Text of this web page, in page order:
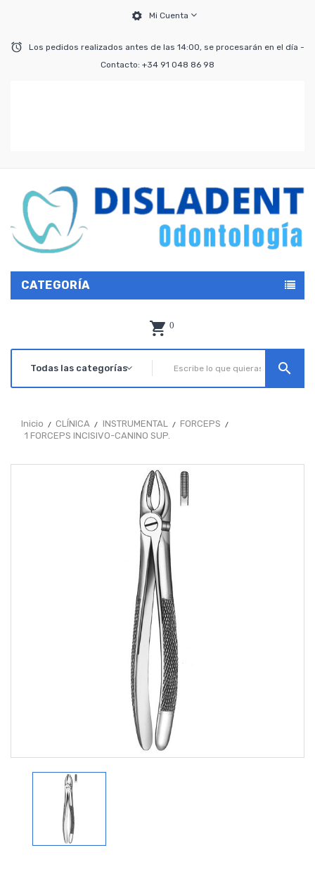
Mi Cuenta
Los pedidos realizados antes de las 14:00, se procesarán en el día -
Contacto: +34 91 048 86 98
CATEGORÍA
0
search
Inicio CLÍNICA INSTRUMENTAL
FORCEPS
1 FORCEPS INCISIVO-CANINO SUP.